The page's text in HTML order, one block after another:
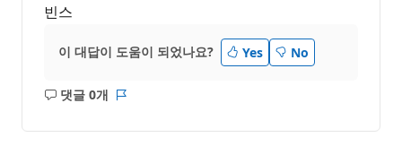
빈스
이 대답이 도움이 되었나요? Yes No
댓글 0개
설